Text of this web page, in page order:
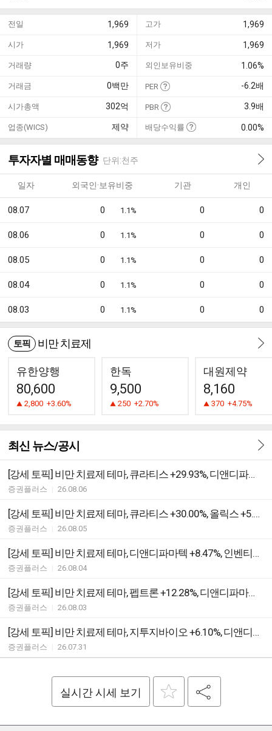
전일 1,969 고가 1,969
시가 1,969 저가 1,969
거래량 0주 외인보유비중 1.06%
거래금 0백만 PER -6.2배
시가총액 302억 PBR 3.9배
업종(WICS) 제약 배당수익률 0.00%
투자자별 매매동향 단위:천주
일자 외국인·보유비중 기관 개인
08.07 0 1.1% 0 0
08.06 0 1.1% 0 0
08.05 0 1.1% 0 0
08.04 0 1.1% 0 0
08.03 0 1.1% 0 0
토픽 비만 치료제
유한양행
80,600
2,800 +3.60%
한독
9,500
250 +2.70%
대원제약
8,160
370 +4.75%
최신 뉴스/공시
[강세 토픽] 비만 치료제 테마, 큐라티스 +29.93%, 디앤디파마텍 +7.53%
증권플러스 26.08.06
[강세 토픽] 비만 치료제 테마, 큐라티스 +30.00%, 올릭스 +5.76%
증권플러스 26.08.05
[강세 토픽] 비만 치료제 테마, 디앤디파마텍 +8.47%, 인벤티지랩 +7.05%
증권플러스 26.08.04
[강세 토픽] 비만 치료제 테마, 펩트론 +12.28%, 디앤디파마텍 +7.94%
증권플러스 26.08.03
[강세 토픽] 비만 치료제 테마, 지투지바이오 +6.10%, 디앤디파마텍 +5.69%
증권플러스 26.07.31
실시간 시세 보기